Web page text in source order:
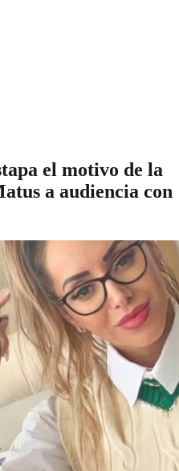
el motivo de la
a audiencia con